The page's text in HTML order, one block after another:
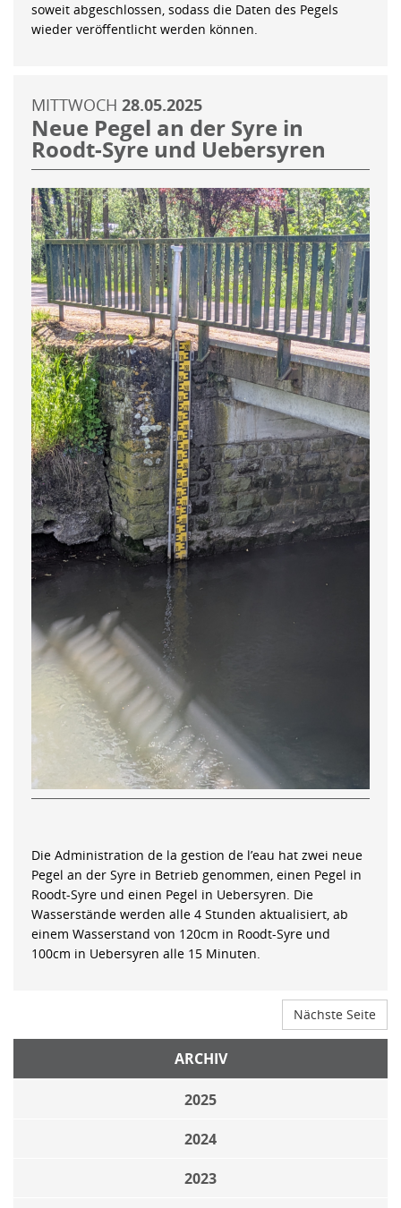
soweit abgeschlossen, sodass die Daten des Pegels
wieder veröffentlicht werden können.
MITTWOCH 28.05.2025
Neue Pegel an der Syre in
Roodt-Syre und Uebersyren
Die Administration de la gestion de l’eau hat zwei neue
Pegel an der Syre in Betrieb genommen, einen Pegel in
Roodt-Syre und einen Pegel in Uebersyren. Die
Wasserstände werden alle 4 Stunden aktualisiert, ab
einem Wasserstand von 120cm in Roodt-Syre und
100cm in Uebersyren alle 15 Minuten.
Nächste Seite
ARCHIV
2025
2024
2023